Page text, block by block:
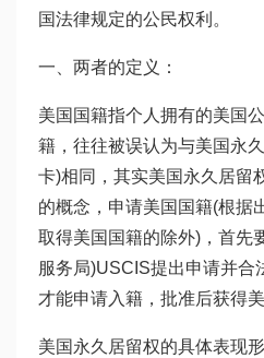
国法律规定的公民权利。
一、两者的定义：
美国国籍指个人拥有的美国
籍，往往被误认为与美国永
卡)相同，其实美国永久居留
的概念，申请美国国籍(根据
取得美国国籍的除外)，首先
服务局)USCIS提出申请并合
才能申请入籍，批准后获得美
美国永久居留权的具体表现